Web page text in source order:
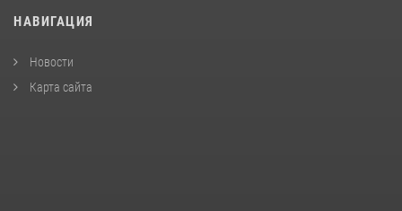
НАВИГАЦИЯ
Новости
Карта сайта